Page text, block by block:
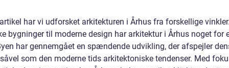
har vi udforsket arkitekturen i Århus fra forskellige
bygninger til moderne design har arkitektur i Århus noget for
har gennemgået en spændende udvikling, der afspejler
som den moderne tids arkitektoniske tendenser. Med